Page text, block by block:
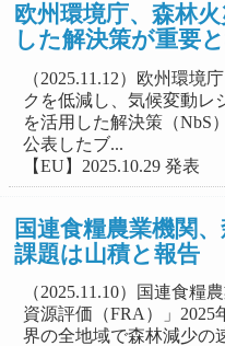
欧州環境庁、森林
した解決策が重要
（2025.11.12）欧州環境
クを低減し、気候変動レ
を活用した解決策（NbS
公表したブ...
【EU】2025.10.29 発表
国連食糧農業機関
課題は山積と報告
（2025.11.10）国連食糧
資源評価（FRA）」2025
界の全地域で森林減少の